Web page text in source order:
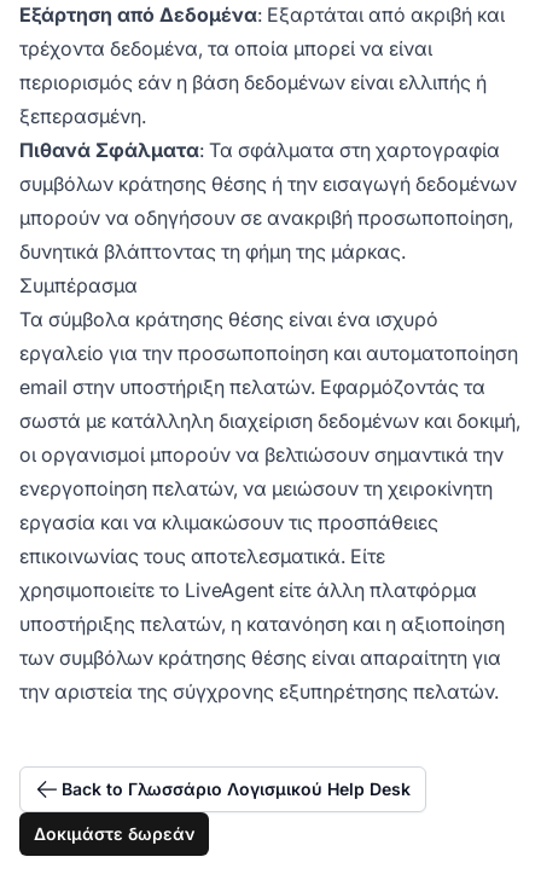
Εξάρτηση από Δεδομένα: Εξαρτάται από ακριβή και
τρέχοντα δεδομένα, τα οποία μπορεί να είναι
περιορισμός εάν η βάση δεδομένων είναι ελλιπής ή
ξεπερασμένη.
Πιθανά Σφάλματα: Τα σφάλματα στη χαρτογραφία
συμβόλων κράτησης θέσης ή την εισαγωγή δεδομένων
μπορούν να οδηγήσουν σε ανακριβή προσωποποίηση,
δυνητικά βλάπτοντας τη φήμη της μάρκας.
Συμπέρασμα
Τα σύμβολα κράτησης θέσης είναι ένα ισχυρό
εργαλείο για την προσωποποίηση και αυτοματοποίηση
email στην υποστήριξη πελατών. Εφαρμόζοντάς τα
σωστά με κατάλληλη διαχείριση δεδομένων και δοκιμή,
οι οργανισμοί μπορούν να βελτιώσουν σημαντικά την
ενεργοποίηση πελατών, να μειώσουν τη χειροκίνητη
εργασία και να κλιμακώσουν τις προσπάθειες
επικοινωνίας τους αποτελεσματικά. Είτε
χρησιμοποιείτε το LiveAgent είτε άλλη πλατφόρμα
υποστήριξης πελατών, η κατανόηση και η αξιοποίηση
των συμβόλων κράτησης θέσης είναι απαραίτητη για
την αριστεία της σύγχρονης εξυπηρέτησης πελατών.
Back to Γλωσσάριο Λογισμικού Help Desk
Δοκιμάστε δωρεάν